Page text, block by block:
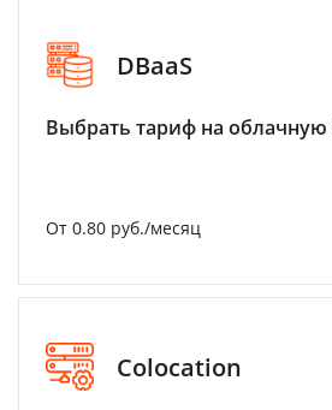
DBaaS
Выбрать тариф на облачную
От 0.80 руб./месяц
Colocation